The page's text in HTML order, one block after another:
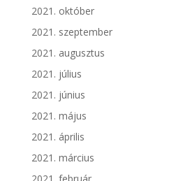
2021. október
2021. szeptember
2021. augusztus
2021. július
2021. június
2021. május
2021. április
2021. március